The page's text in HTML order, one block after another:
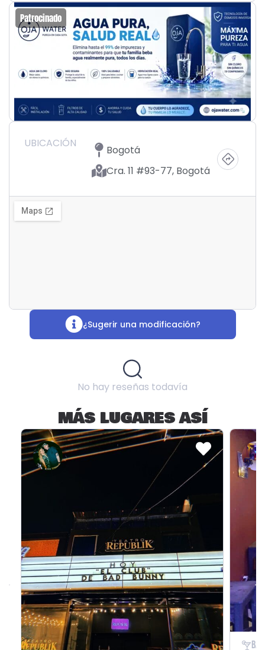
Patrocinado
UBICACIÓN
Bogotá
Cra. 11 #93-77, Bogotá
¿Sugerir una modificación?
No hay reseñas todavía
MÁS LUGARES ASÍ